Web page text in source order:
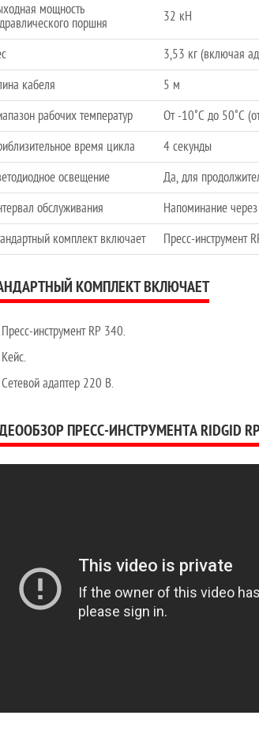
мощность
поршня
32 кН
3,53 кг (включая
кабеля
5 м
рабочих температур
От -10˚C до 50˚C
время цикла
4 секунды
освещение
Да, для
обслуживания
Напоминание
комплект включает
Пресс-инструмент
КОМПЛЕКТ ВКЛЮЧАЕТ
Пресс-инструмент RP 340.
Кейс.
Сетевой адаптер 220 В.
ПРЕСС-ИНСТРУМЕНТА RIDGID